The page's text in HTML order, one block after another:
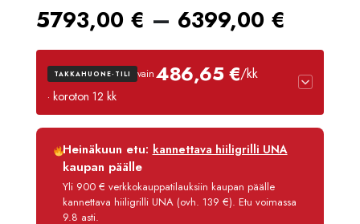
5793,00 € – 6399,00 €
TAKKAHUONE-TILI vain486,65 €/kk
· koroton 12 kk
Luottoaika
12 kk
Korko
Käsittelymaksu
3,90 €/kk
Maksettava yhteensä
5 839,80 €
Heinäkuun etu: kannettava hiiligrilli UNA
kaupan päälle
Yli 900 € verkkokauppatilauksiin kaupan päälle
kannettava hiiligrilli UNA (ovh. 139 €). Etu voimassa
9.8 asti.